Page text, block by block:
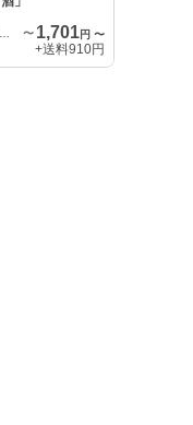
〈甘酒〉濃縮タイプ1パック&ストレートタイプ1パック
〜 1,701円 〜
+送料910円